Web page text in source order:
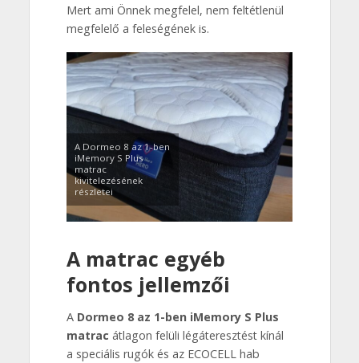
Mert ami Önnek megfelel, nem feltétlenül
megfelelő a feleségének is.
A Dormeo 8 az 1-ben
iMemory S Plus
matrac
kivitelezésének
részletei
A matrac egyéb
fontos jellemzői
A Dormeo 8 az 1-ben iMemory S Plus
matrac átlagon felüli légáteresztést kínál
a speciális rugók és az ECOCELL hab